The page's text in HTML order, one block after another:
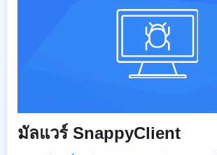
มัลแวร์ SnappyClient